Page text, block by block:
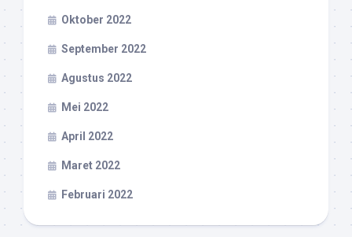
Oktober 2022
September 2022
Agustus 2022
Mei 2022
April 2022
Maret 2022
Februari 2022